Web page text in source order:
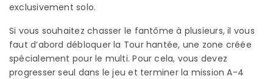
exclusivement solo.
Si vous souhaitez chasser le fantôme à plusieurs, il vous
faut d’abord débloquer la Tour hantée, une zone créée
spécialement pour le multi. Pour cela, vous devez
progresser seul dans le jeu et terminer la mission A-4